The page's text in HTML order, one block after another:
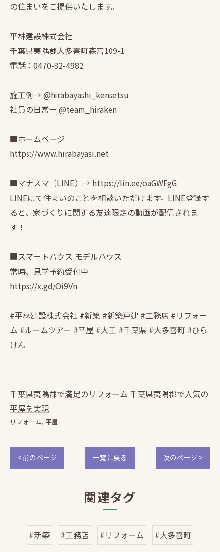
の住まいをご提供いたします。
平林建設株式会社
千葉県夷隅郡大多喜町森宮109-1
電話：0470-82-4982
施工例→ @hirabayashi_kensetsu
社員の日常→ @team_hiraken
■ホームページ
https://www.hirabayasi.net
■マナスマ（LINE）→ https://lin.ee/oaGWFgG
LINEにて住まいのことを相談いただけます。LINE登録す
ると、家づくりに関する友達限定の動画が配信されま
す！
■スマートハウス モデルハウス
常時、見学予約受付中
https://x.gd/Oi9Vn
#平林建設株式会社 #新築 #新築戸建 #工務店 #リフォー
ム #ルームツアー #平屋 #大工 #千葉県 #大多喜町 #ひら
けん
千葉県夷隅郡で満足のリフォーム 千葉県夷隅郡で人気の
平屋を実現
リフォーム 平屋
< 前のページ 一覧に戻る 次のページ >
関連タグ
#新築 #工務店 #リフォーム #大多喜町